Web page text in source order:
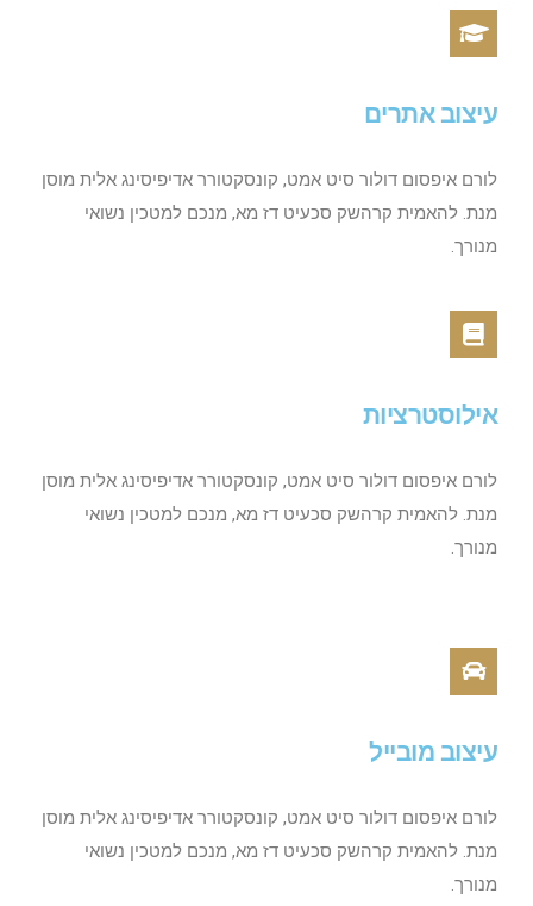
עיצוב אתרים
לורם איפסום דולור סיט אמט, קונסקטורר אדיפיסינג אלית מוסן
מנת. להאמית קרהשק סכעיט דז מא, מנכם למטכין נשואי
מנורך.
אילוסטרציות
לורם איפסום דולור סיט אמט, קונסקטורר אדיפיסינג אלית מוסן
מנת. להאמית קרהשק סכעיט דז מא, מנכם למטכין נשואי
מנורך.
עיצוב מובייל
לורם איפסום דולור סיט אמט, קונסקטורר אדיפיסינג אלית מוסן
מנת. להאמית קרהשק סכעיט דז מא, מנכם למטכין נשואי
מנורך.